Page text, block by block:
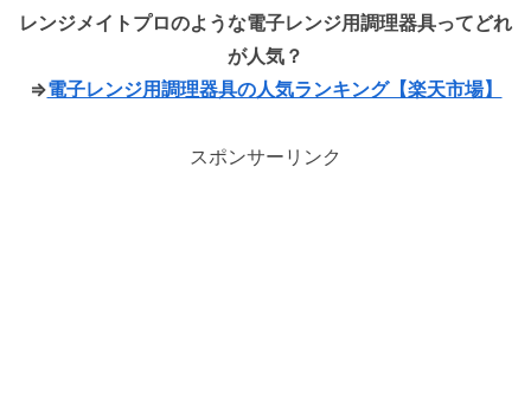
レンジメイトプロのような電子レンジ用調理器具ってどれ
が人気？
⇒電子レンジ用調理器具の人気ランキング【楽天市場】
スポンサーリンク